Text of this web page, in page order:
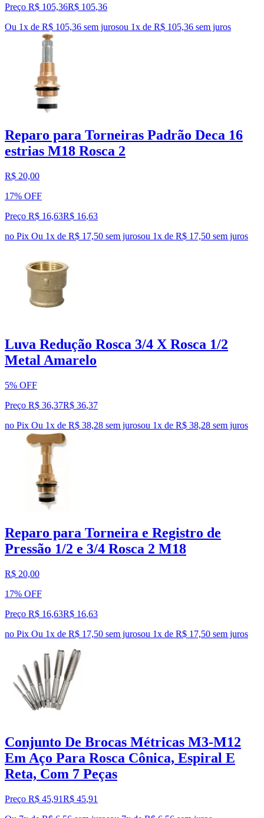
Preço R$ 105,36R$ 105,36
Ou 1x de R$ 105,36 sem jurosou 1x de R$ 105,36 sem juros
Reparo para Torneiras Padrão Deca 16
estrias M18 Rosca 2
R$ 20,00
17% OFF
Preço R$ 16,63R$ 16,63
no Pix Ou 1x de R$ 17,50 sem jurosou 1x de R$ 17,50 sem juros
Luva Redução Rosca 3/4 X Rosca 1/2
Metal Amarelo
5% OFF
Preço R$ 36,37R$ 36,37
no Pix Ou 1x de R$ 38,28 sem jurosou 1x de R$ 38,28 sem juros
Reparo para Torneira e Registro de
Pressão 1/2 e 3/4 Rosca 2 M18
R$ 20,00
17% OFF
Preço R$ 16,63R$ 16,63
no Pix Ou 1x de R$ 17,50 sem jurosou 1x de R$ 17,50 sem juros
Conjunto De Brocas Métricas M3-M12
Em Aço Para Rosca Cônica, Espiral E
Reta, Com 7 Peças
Preço R$ 45,91R$ 45,91